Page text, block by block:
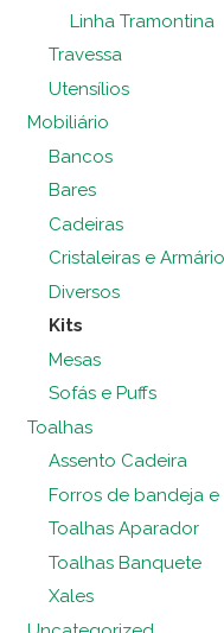
Linha Tramontina
Travessa
Utensílios
Mobiliário
Bancos
Bares
Cadeiras
Cristaleiras e
Diversos
Kits
Mesas
Sofás e Puffs
Toalhas
Assento Cadeira
Forros de bandeja
Toalhas Aparador
Toalhas Banquete
Xales